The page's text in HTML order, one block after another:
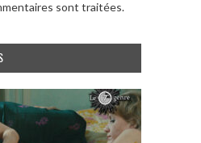
sont traitées.